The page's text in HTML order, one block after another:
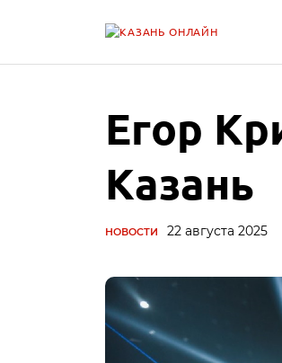
Егор
Казань
НОВОСТИ 22 августа 2025